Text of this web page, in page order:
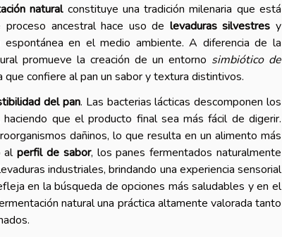
naturalconstituye una tradición milenaria que está
ancestral hace uso de levaduras silvestres y
en el medio ambiente. A diferencia de la
promueve la creación de un entorno simbiótico de
que confiere al pan un sabor y textura distintivos.
del pan. Las bacterias lácticas descomponen los
que el producto final sea más fácil de digerir.
dañinos, lo que resulta en un alimento más
alperfil de sabor, los panes fermentados naturalmente
industriales, brindando una experiencia sensorial
en la búsqueda de opciones más saludables y en el
natural una práctica altamente valorada tanto